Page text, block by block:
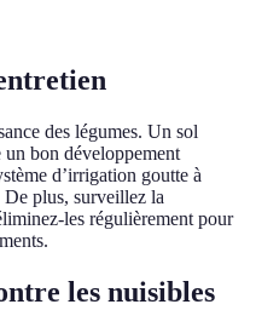
des légumes. Un sol
un bon développement
d’irrigation goutte à
plus, surveillez la
les régulièrement pour
les nuisibles